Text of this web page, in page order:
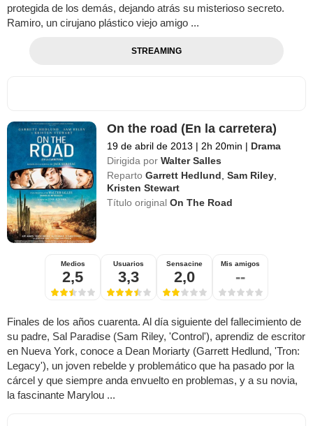
protegida de los demás, dejando atrás su misterioso secreto.
Ramiro, un cirujano plástico viejo amigo ...
STREAMING
On the road (En la carretera)
19 de abril de 2013 | 2h 20min | Drama
Dirigida por Walter Salles
Reparto Garrett Hedlund ,Sam Riley
Kristen Stewart
Título originalOn The Road
Medios
2,5
Usuarios
3,3
Sensacine
2,0
Mis amigos
--
Finales de los años cuarenta. Al día siguiente del fallecimiento de
su padre, Sal Paradise (Sam Riley, 'Control'), aprendiz de escritor
en Nueva York, conoce a Dean Moriarty (Garrett Hedlund, 'Tron:
Legacy'), un joven rebelde y problemático que ha pasado por la
cárcel y que siempre anda envuelto en problemas, y a su novia,
la fascinante Marylou ...